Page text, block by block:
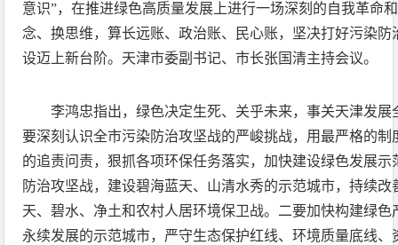
意识”，在推进绿色高质量发展上进行一场深刻的自我革命
念、换思维，算长远账、政治账、民心账，坚决打好污染
设迈上新台阶。天津市委副书记、市长张国清主持会议。
李鸿忠指出，绿色决定生死、关乎未来，事关天津发
要深刻认识全市污染防治攻坚战的严峻挑战，用最严格的
的追责问责，狠抓各项环保任务落实，加快建设绿色发展
防治攻坚战，建设碧海蓝天、山清水秀的示范城市，持续
天、碧水、净土和农村人居环境保卫战。二要加快构建绿
永续发展的示范城市，严守生态保护红线、环境质量底线